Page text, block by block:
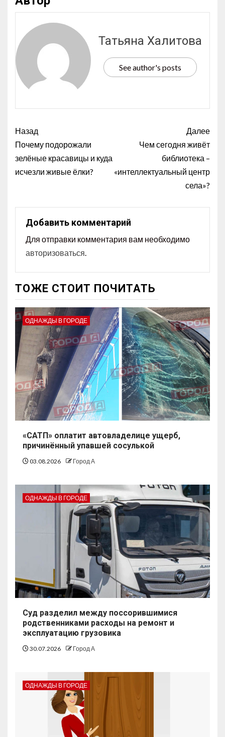
Татьяна Халитова
See author's posts
Назад
Почему подорожали
зелёные красавицы и куда
исчезли живые ёлки?
Далее
Чем сегодня живёт
библиотека –
«интеллектуальный центр
села»?
Добавить комментарий
Для отправки комментария вам необходимо
авторизоваться.
ТОЖЕ СТОИТ ПОЧИТАТЬ
ОДНАЖДЫ В ГОРОДЕ
«САТП» оплатит автовладелице ущерб,
причинённый упавшей сосулькой
03.08.2026 Город А
ОДНАЖДЫ В ГОРОДЕ
Суд разделил между поссорившимися
родственниками расходы на ремонт и
эксплуатацию грузовика
30.07.2026 Город А
ОДНАЖДЫ В ГОРОДЕ